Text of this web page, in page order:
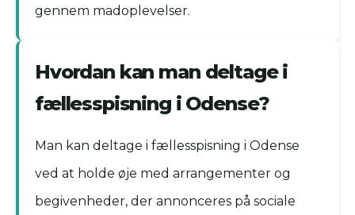
gennem madoplevelser.
Hvordan kan man deltage i
fællesspisning i Odense?
Man kan deltage i fællesspisning i Odense
ved at holde øje med arrangementer og
begivenheder, der annonceres på sociale